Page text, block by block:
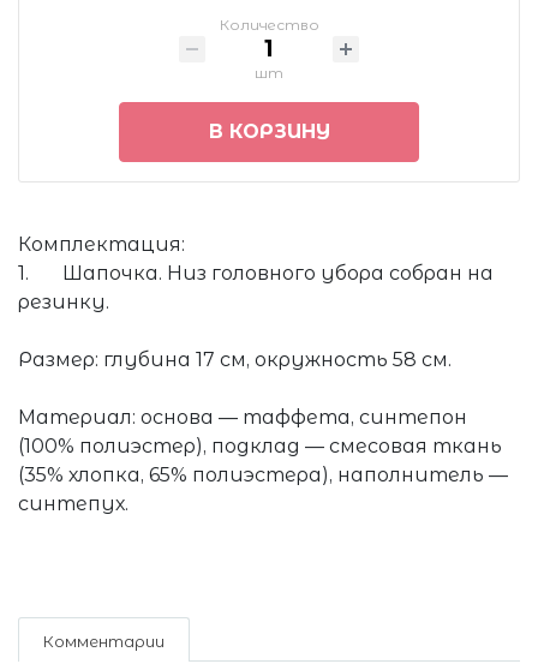
Количество
шт
В КОРЗИНУ
Комплектация:
1. Шапочка. Низ головного убора собран на
резинку.
Размер: глубина 17 см, окружность 58 см.
Материал: основа — таффета, синтепон
(100% полиэстер), подклад — смесовая ткань
(35% хлопка, 65% полиэстера), наполнитель —
синтепух.
Комментарии